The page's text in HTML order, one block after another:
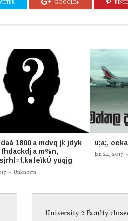
GOOGLE+
1800la‌ mdvq jk jdyk
m%n,
leìkÜ‌ yuqjg
- Unknown
u;a;,
Jan 24, 2017 -
University 2 Faculty